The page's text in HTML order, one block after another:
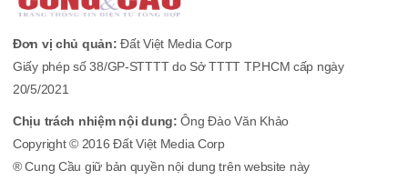
Đơn vị chủ quản: Đất Việt Media Corp
Giấy phép số 38/GP-STTTT do Sở TTTT TP.HCM cấp ngày
20/5/2021
Chịu trách nhiệm nội dung:Ông Đào Văn Khảo
Copyright © 2016 Đất Việt Media Corp
® Cung Cầu giữ bản quyền nội dung trên website này